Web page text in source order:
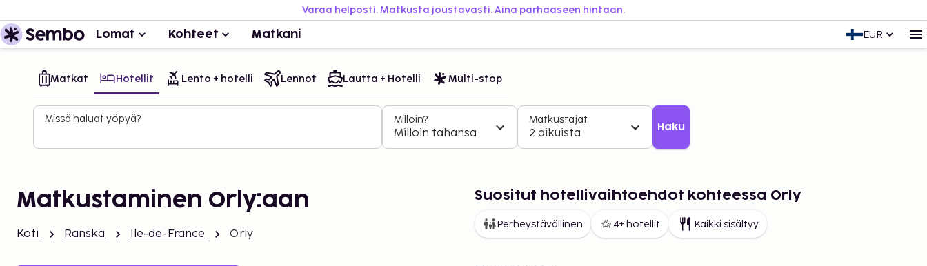
Varaa helposti. Matkusta joustavasti. Aina parhaaseen hintaan.
Lomat Kohteet Matkani EUR
Matkat Hotellit Lento + hotelli Lennot Lautta + Hotelli Multi-stop
Missä haluat yöpyä? Milloin?
Milloin tahansa
Matkustajat
2 aikuista Haku
Matkustaminen Orly:aan
Koti Ranska Ile-de-France Orly
Suositut hotellivaihtoehdot kohteessa Orly
Perheystävällinen 4+ hotellit Kaikki sisältyy